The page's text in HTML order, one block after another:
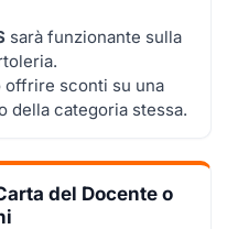
sarà funzionante sulla
offrire sconti su una
della categoria stessa.
del Docente o